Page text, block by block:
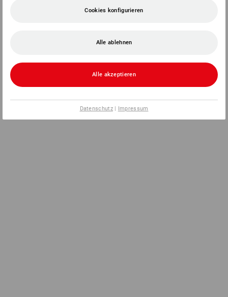
Cookies konfigurieren
Alle ablehnen
Alle akzeptieren
Datenschutz| Impressum